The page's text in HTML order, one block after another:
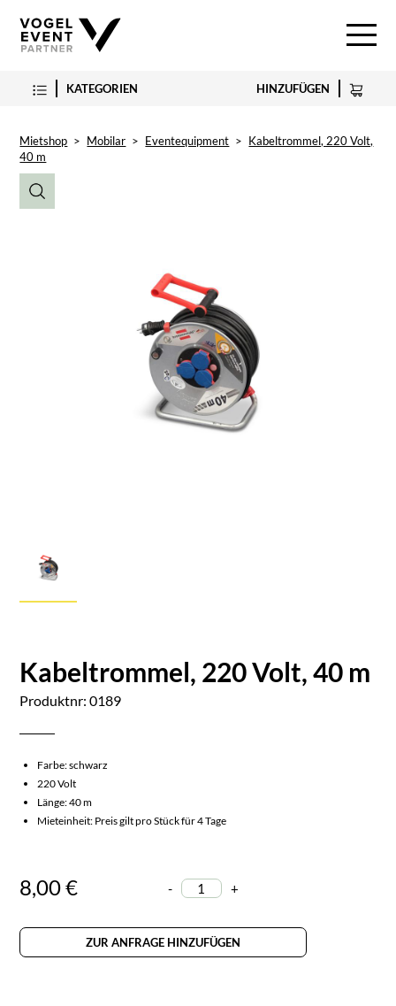
KATEGORIEN HINZUFÜGEN
Mietshop > Mobilar > Eventequipment > Kabeltrommel, 220 Volt,
40 m
Kabeltrommel, 220 Volt, 40 m
Produktnr: 0189
Farbe: schwarz
220 Volt
Länge: 40 m
Mieteinheit: Preis gilt pro Stück für 4 Tage
8,00 € - +
ZUR ANFRAGE HINZUFÜGEN